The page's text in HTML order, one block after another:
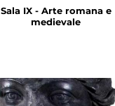
Sala IX - Arte romana e
medievale